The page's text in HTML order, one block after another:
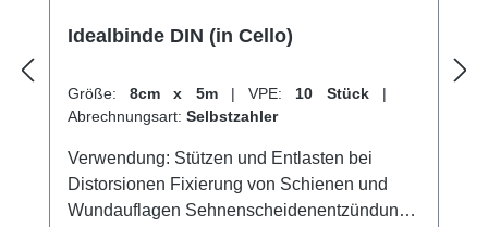
Idealbinde DIN (in Cello)
Größe: 8cm x 5m | VPE: 10 Stück |
Abrechnungsart: Selbstzahler
Verwendung: Stützen und Entlasten bei
Distorsionen Fixierung von Schienen und
Wundauflagen Sehnenscheidenentzündung